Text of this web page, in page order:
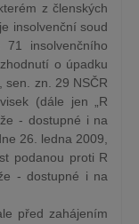
z členských
insolvenční soud
insolvenčního
o úpadku
zn. 29 NSČR
(dále jen „R
- dostupné i na
26. ledna 2009,
podanou proti R
- dostupné i na
před zahájením